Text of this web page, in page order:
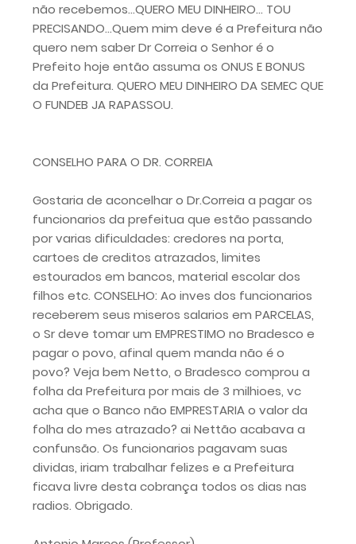
não recebemos...QUERO MEU DINHEIRO... TOU
PRECISANDO...Quem mim deve é a Prefeitura não
quero nem saber Dr Correia o Senhor é o
Prefeito hoje então assuma os ONUS E BONUS
da Prefeitura. QUERO MEU DINHEIRO DA SEMEC QUE
O FUNDEB JA RAPASSOU.
CONSELHO PARA O DR. CORREIA
Gostaria de aconcelhar o Dr.Correia a pagar os
funcionarios da prefeitua que estão passando
por varias dificuldades: credores na porta,
cartoes de creditos atrazados, limites
estourados em bancos, material escolar dos
filhos etc. CONSELHO: Ao inves dos funcionarios
receberem seus miseros salarios em PARCELAS,
o Sr deve tomar um EMPRESTIMO no Bradesco e
pagar o povo, afinal quem manda não é o
povo? Veja bem Netto, o Bradesco comprou a
folha da Prefeitura por mais de 3 milhioes, vc
acha que o Banco não EMPRESTARIA o valor da
folha do mes atrazado? ai Nettão acabava a
confunsão. Os funcionarios pagavam suas
dividas, iriam trabalhar felizes e a Prefeitura
ficava livre desta cobrança todos os dias nas
radios. Obrigado.